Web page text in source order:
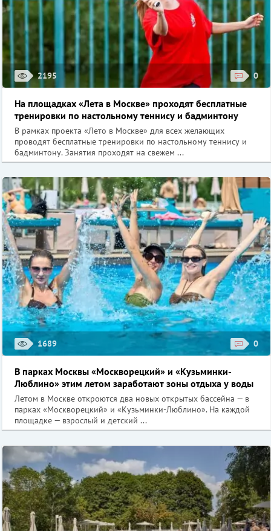
2195 0
На площадках «Лета в Москве» проходят бесплатные
тренировки по настольному теннису и бадминтону
В рамках проекта «Лето в Москве» для всех желающих
проводят бесплатные тренировки по настольному теннису и
бадминтону. Занятия проходят на свежем ...
1689 0
В парках Москвы «Москворецкий» и «Кузьминки-
Люблино» этим летом заработают зоны отдыха у воды
Летом в Москве откроются два новых открытых бассейна — в
парках «Москворецкий» и «Кузьминки-Люблино». На каждой
площадке — взрослый и детский ...